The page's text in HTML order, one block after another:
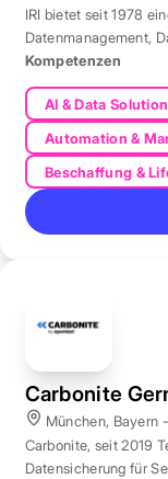
IRI bietet seit 1978
Datenmanagement,
produktive
Kompetenzen
AI & Data
Automation &
Beschaffung &
Carbonite
München, Bayern
Carbonite, seit 2019
Datensicherung für